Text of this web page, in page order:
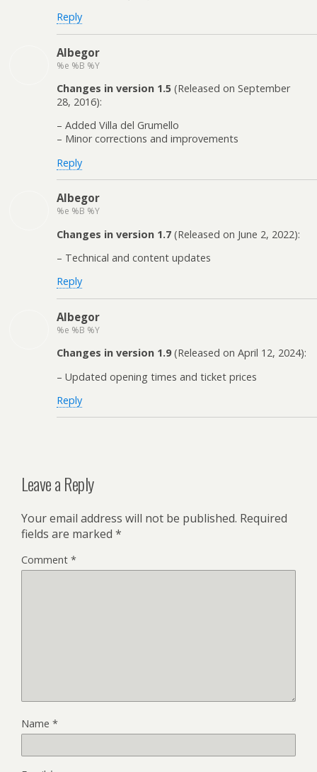
Reply
Albegor
%e %B %Y
Changes in version 1.5 (Released on September
28, 2016):
– Added Villa del Grumello
– Minor corrections and improvements
Reply
Albegor
%e %B %Y
Changes in version 1.7 (Released on June 2, 2022):
– Technical and content updates
Reply
Albegor
%e %B %Y
Changes in version 1.9(Released on April 12, 2024):
– Updated opening times and ticket prices
Reply
Leave a Reply
Your email address will not be published. Required
fields are marked *
Comment *
Name *